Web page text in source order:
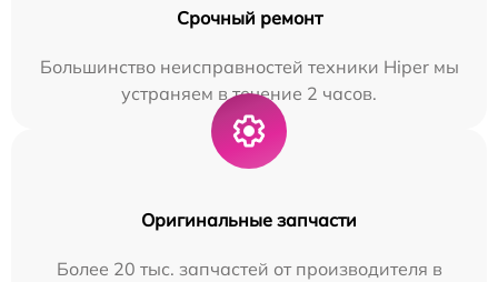
Срочный ремонт
Большинство неисправностей техники Hiper мы
устраняем в течение 2 часов.
Оригинальные запчасти
Более 20 тыс. запчастей от производителя в